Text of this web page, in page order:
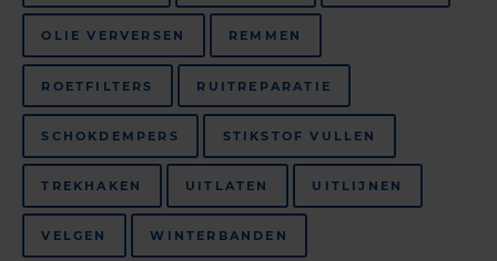
OLIE VERVERSEN REMMEN
ROETFILTERS RUITREPARATIE
SCHOKDEMPERS STIKSTOF VULLEN
TREKHAKEN UITLATEN UITLIJNEN
VELGEN WINTERBANDEN